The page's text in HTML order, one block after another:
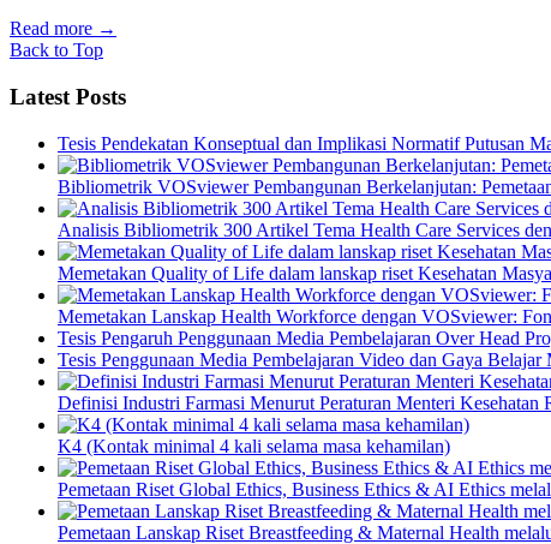
Read more →
Back to Top
Latest Posts
Tesis Pendekatan Konseptual dan Implikasi Normatif Putusan
Bibliometrik VOSviewer Pembangunan Berkelanjutan:
Analisis Bibliometrik 300 Artikel Tema Health Care Services
Memetakan Quality of Life dalam lanskap riset Kesehatan
Memetakan Lanskap Health Workforce dengan VOSviewer:
Tesis Pengaruh Penggunaan Media Pembelajaran Over Head
Tesis Penggunaan Media Pembelajaran Video dan Gaya
Definisi Industri Farmasi Menurut Peraturan Menteri Kesehatan
K4 (Kontak minimal 4 kali selama masa kehamilan)
Pemetaan Riset Global Ethics, Business Ethics & AI Ethics
Pemetaan Lanskap Riset Breastfeeding & Maternal Health